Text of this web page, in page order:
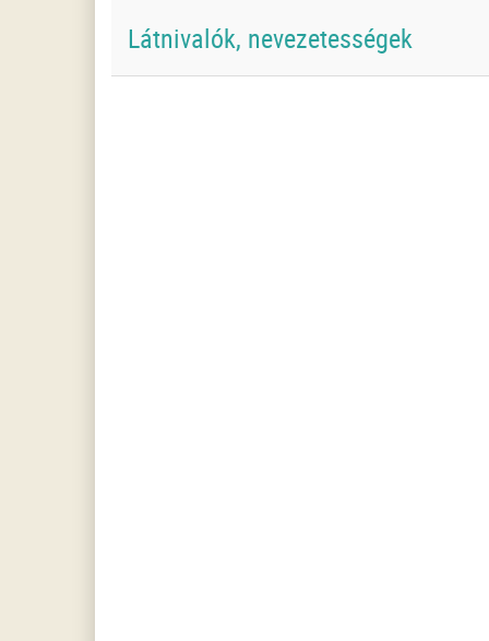
Látnivalók, nevezetességek